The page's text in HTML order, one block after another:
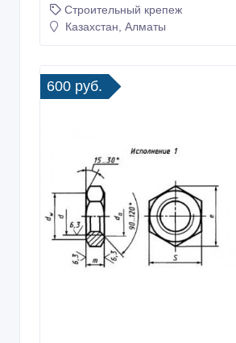
Строительный крепеж
Казахстан, Алматы
600 руб.